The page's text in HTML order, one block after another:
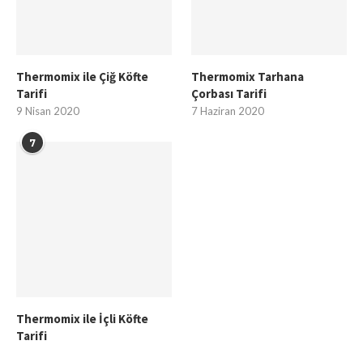
Thermomix ile Çiğ Köfte
Tarifi
9 Nisan 2020
Thermomix Tarhana
Çorbası Tarifi
7 Haziran 2020
7
Thermomix ile İçli Köfte
Tarifi